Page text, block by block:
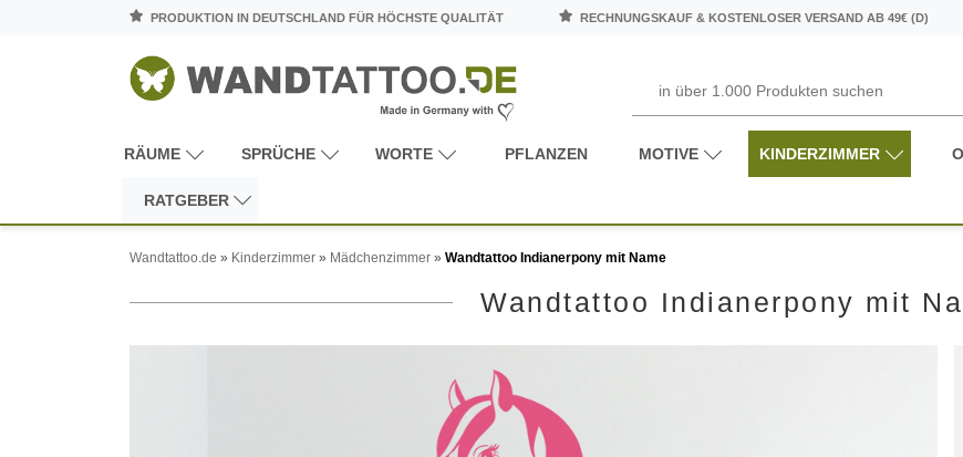
PRODUKTION IN DEUTSCHLAND FÜR HÖCHSTE QUALITÄT RECHNUNGSKAUF & KOSTENLOSER VERSAND AB 49€ (D)
RÄUME SPRÜCHE WORTE PFLANZEN MOTIVE KINDERZIMMER
RATGEBER
Wandtattoo.de » Kinderzimmer » Mädchenzimmer » Wandtattoo Indianerpony mit Name
Wandtattoo Indianerpony mit